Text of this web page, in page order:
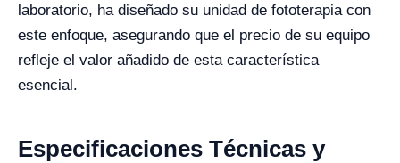
laboratorio, ha diseñado su unidad de fototerapia con
este enfoque, asegurando que el precio de su equipo
refleje el valor añadido de esta característica
esencial.
Especificaciones Técnicas y